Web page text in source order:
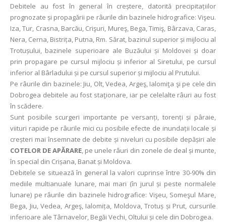
Debitele au fost în general în creștere, datorită precipitațiilor
prognozate și propagării pe râurile din bazinele hidrografice: Vişeu.
Iza, Tur, Crasna, Barcău, Crişuri, Mureş, Bega, Timiş, Bârzava, Caras,
Nera, Cerna, Bistrița, Putna, Rm. Sărat, bazinul superior și mijlociu al
Trotușului, bazinele superioare ale Buzăului și Moldovei și doar
prin propagare pe cursul mijlociu și inferior al Siretului, pe cursul
inferior al Bârladului și pe cursul superior și mijlociu al Prutului.
Pe râurile din bazinele: Jiu, Olt, Vedea, Argeş, Ialomiţa şi pe cele din
Dobrogea debitele au fost staţionare, iar pe celelalte râuri au fost
în scădere.
Sunt posibile scurgeri importante pe versanți, torenți și pâraie,
viituri rapide pe râurile mici cu posibile efecte de inundații locale și
creșteri mai însemnate de debite și niveluri cu posibile depășiri ale
COTELOR DE APĂRARE, pe unele râuri din zonele de deal și munte,
în special din Crișana, Banat și Moldova.
Debitele se situează în general la valori cuprinse între 30-90% din
mediile multianuale lunare, mai mari (în jurul și peste normalele
lunare) pe râurile din bazinele hidrografice: Vişeu, Someşul Mare,
Bega, Jiu, Vedea, Argeş, Ialomița, Moldova, Trotuș și Prut, cursurile
inferioare ale Târnavelor, Begăi Vechi, Oltului și cele din Dobrogea.